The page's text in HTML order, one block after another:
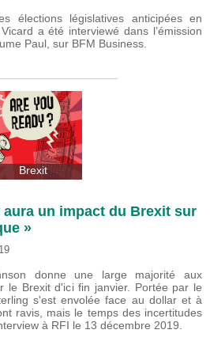
élections législatives anticipées en
a été interviewé dans l’émission
Paul, sur BFM Business.
Brexit
aura un impact du Brexit sur
»
donne une large majorité aux
le Brexit d'ici fin janvier. Portée par le
s'est envolée face au dollar et à
ravis, mais le temps des incertitudes
à RFI le 13 décembre 2019.